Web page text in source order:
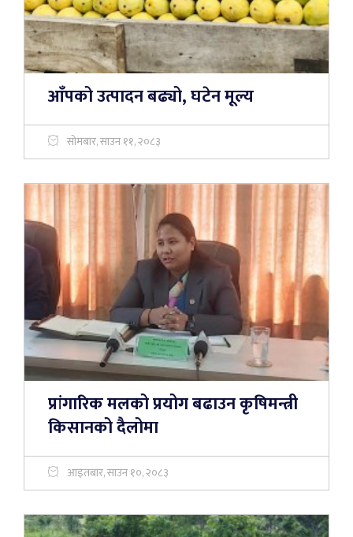
आँपको उत्पादन बढ्यो, घटेन मूल्य
सोमबार, साउन ११, २०८३
प्रांगारिक मलको प्रयोग बढाउन कृषिमन्त्री
किसानको दैलोमा
आइतबार, साउन १०, २०८३